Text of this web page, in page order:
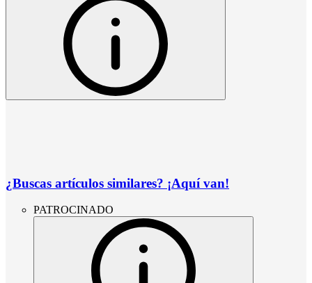
¿Buscas artículos similares? ¡Aquí van!
PATROCINADO